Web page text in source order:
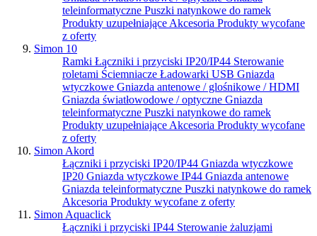
teleinformatyczne Puszki natynkowe do ramek
Produkty uzupełniające Akcesoria Produkty wycofane
z oferty
Simon 10
Ramki Łączniki i przyciski IP20/IP44 Sterowanie
roletami Ściemniacze Ładowarki USB Gniazda
wtyczkowe Gniazda antenowe / glośnikowe / HDMI
Gniazda światłowodowe / optyczne Gniazda
teleinformatyczne Puszki natynkowe do ramek
Produkty uzupełniające Akcesoria Produkty wycofane
z oferty
Simon Akord
Łączniki i przyciski IP20/IP44 Gniazda wtyczkowe
IP20 Gniazda wtyczkowe IP44 Gniazda antenowe
Gniazda teleinformatyczne Puszki natynkowe do ramek
Akcesoria Produkty wycofane z oferty
Simon Aquaclick
Łączniki i przyciski IP44 Sterowanie żaluzjami